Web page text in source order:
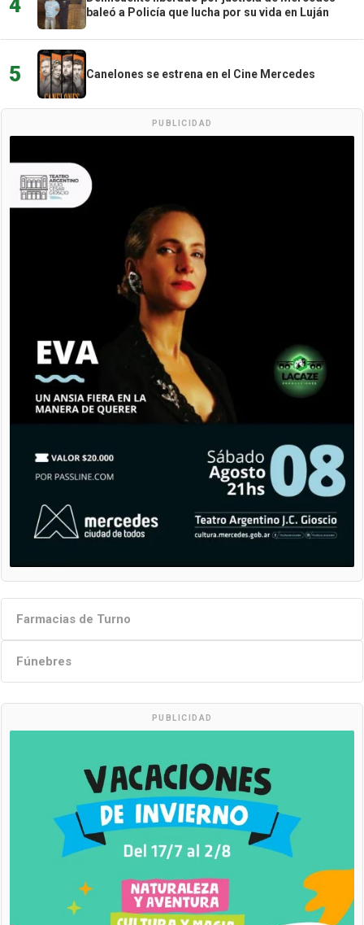
baleó a Policía que lucha por su vida en Luján
5 Canelones se estrena en el Cine Mercedes
PUBLICIDAD
Farmacias de Turno
Fúnebres
PUBLICIDAD